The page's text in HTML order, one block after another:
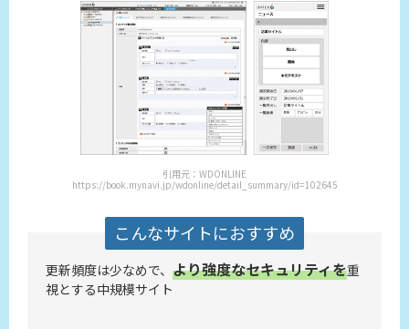
引用元：WDONLINE
https://book.mynavi.jp/wdonline/detail_summary/id=102645
こんなサイトにおすすめ
更新頻度は少なめで、 より強度なセキュリティを重
視とする中規模サイト